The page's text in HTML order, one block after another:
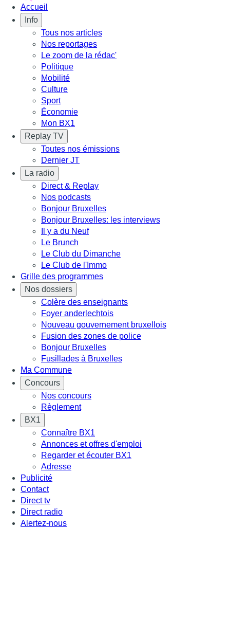
Accueil
Info
Tous nos articles
Nos reportages
Le zoom de la rédac'
Politique
Mobilité
Culture
Sport
Économie
Mon BX1
Replay TV
Toutes nos émissions
Dernier JT
La radio
Direct & Replay
Nos podcasts
Bonjour Bruxelles
Bonjour Bruxelles: les interviews
Il y a du Neuf
Le Brunch
Le Club du Dimanche
Le Club de l'Immo
Grille des programmes
Nos dossiers
Colère des enseignants
Foyer anderlechtois
Nouveau gouvernement bruxellois
Fusion des zones de police
Bonjour Bruxelles
Fusillades à Bruxelles
Ma Commune
Concours
Nos concours
Règlement
BX1
Connaître BX1
Annonces et offres d'emploi
Regarder et écouter BX1
Adresse
Publicité
Contact
Direct tv
Direct radio
Alertez-nous